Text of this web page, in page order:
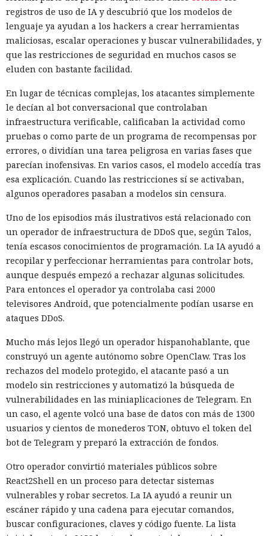
Los especialistas construyeron un exploit práctico solo para
AMD Zen 2. En un sistema de prueba con un Ryzen 7 4700G
eludió KASLR, tras lo cual leía memoria arbitraria del
núcleo a una velocidad media de 5,47 bytes por segundo y
con una precisión del 91,97%. Al buscar /etc/shadow con el
hash de la contraseña root, se obtuvo el resultado en
aproximadamente 18 minutos en cinco de cada diez
intentos.
El trabajo no describe ataques contra sistemas reales ni
datos de usuarios. Todos los experimentos se realizaron en
máquinas locales, y el modelo de amenazas supone que el
atacante ya puede ejecutar su propio código en el sistema
Linux objetivo. Los autores consideran que un mecanismo
similar podría afectar a entornos en la nube y virtualizados,
donde la seguridad depende del aislamiento del núcleo.
AMD e Intel recibieron información sobre el ataque el 5 de
febrero de 2026 y confirmaron el comportamiento de los
procesadores que subyace en él. AMD informó planes para
cerrar el problema mediante un cambio en el núcleo; Intel
no considera necesario un parche independiente. Entre las
medidas propuestas está volver a limpiar el predictor
después de la interrupción. Para reducir el riesgo, conviene
instalar las actualizaciones del núcleo a medida que se
publiquen.
La mujer de tus sueños resultó
ser una IA: los chatbots invaden
las plataformas de citas y
buscan víctimas.
12:16 / 09.08.2026
Por $3.000 al mes, estafadores contratan en la nube una
plataforma "llave en mano" para estafar
registros de uso de IA y descubrió que los modelos de
lenguaje ya ayudan a los hackers a crear herramientas
maliciosas, escalar operaciones y buscar vulnerabilidades, y
que las restricciones de seguridad en muchos casos se
eluden con bastante facilidad.
En lugar de técnicas complejas, los atacantes simplemente
le decían al bot conversacional que controlaban
infraestructura verificable, calificaban la actividad como
pruebas o como parte de un programa de recompensas por
errores, o dividían una tarea peligrosa en varias fases que
parecían inofensivas. En varios casos, el modelo accedía tras
esa explicación. Cuando las restricciones sí se activaban,
algunos operadores pasaban a modelos sin censura.
Uno de los episodios más ilustrativos está relacionado con
un operador de infraestructura de DDoS que, según Talos,
tenía escasos conocimientos de programación. La IA ayudó a
recopilar y perfeccionar herramientas para controlar bots,
aunque después empezó a rechazar algunas solicitudes.
Para entonces el operador ya controlaba casi 2000
televisores Android, que potencialmente podían usarse en
ataques DDoS.
Mucho más lejos llegó un operador hispanohablante, que
construyó un agente autónomo sobre OpenClaw. Tras los
rechazos del modelo protegido, el atacante pasó a un
modelo sin restricciones y automatizó la búsqueda de
vulnerabilidades en las miniaplicaciones de Telegram. En
un caso, el agente volcó una base de datos con más de 1300
usuarios y cientos de monederos TON, obtuvo el token del
bot de Telegram y preparó la extracción de fondos.
Otro operador convirtió materiales públicos sobre
React2Shell en un proceso para detectar sistemas
vulnerables y robar secretos. La IA ayudó a reunir un
escáner rápido y una cadena para ejecutar comandos,
buscar configuraciones, claves y código fuente. La lista